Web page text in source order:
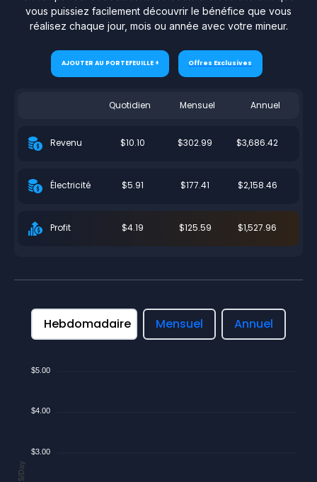
vous puissiez facilement découvrir le bénéfice que vous
réalisez chaque jour, mois ou année avec votre mineur.
AJOUTER AU PORTEFEUILLE + Offres Exclusives
Quotidien Mensuel Annuel
Revenu $10.10 $302.99 $3,686.42
Électricité $5.91 $177.41 $2,158.46
Profit $4.19 $125.59 $1,527.96
Hebdomadaire Mensuel Annuel
$5.00
$4.00
$3.00
$/Day